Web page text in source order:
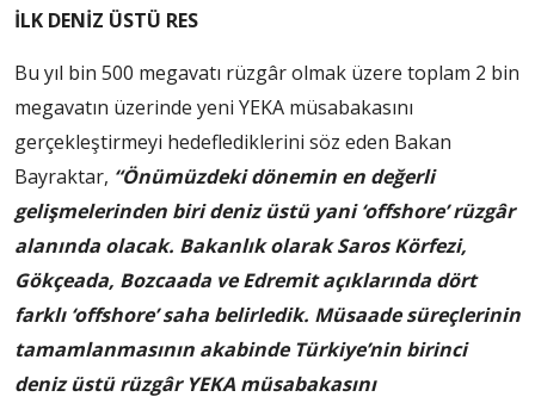
İLK DENİZ ÜSTÜ RES
Bu yıl bin 500 megavatı rüzgâr olmak üzere toplam 2 bin
megavatın üzerinde yeni YEKA müsabakasını
gerçekleştirmeyi hedeflediklerini söz eden Bakan
Bayraktar, “Önümüzdeki dönemin en değerli
gelişmelerinden biri deniz üstü yani ‘offshore’ rüzgâr
alanında olacak. Bakanlık olarak Saros Körfezi,
Gökçeada, Bozcaada ve Edremit açıklarında dört
farklı ‘offshore’ saha belirledik. Müsaade süreçlerinin
tamamlanmasının akabinde Türkiye’nin birinci
deniz üstü rüzgâr YEKA müsabakasını